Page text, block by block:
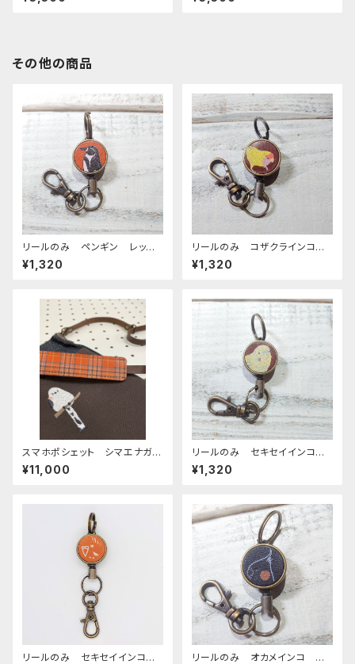
ペンギン CAMEL キャメル
ル 栃木レザー
その他の商品
リールのみ ペンギン レッド
ブラウン ぺんぎん
¥1,320
リールのみ コザクラインコ
イエロー ブラウン こざくらい
んこ
¥1,320
スマホポシェット シマエナガ
ダークブラウン 帆布 と 岡
山デニム しまえなが
¥11,000
リールのみ セキセイインコ
オパーリングリーン ブラウン
AG せきせいいんこ
¥1,320
リールのみ セキセイインコ
リールのみ オカメインコ 横